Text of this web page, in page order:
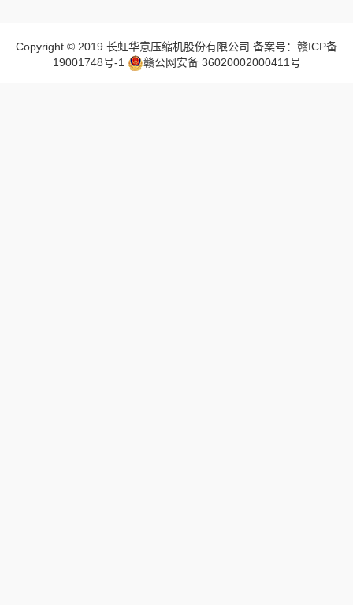
Copyright © 2019 长虹华意压缩机股份有限公司 备案号：赣ICP备
19001748号-1
赣公网安备 36020002000411号